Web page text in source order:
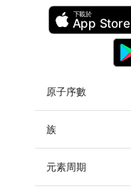
下載於
App Store
原子序數
族
元素周期